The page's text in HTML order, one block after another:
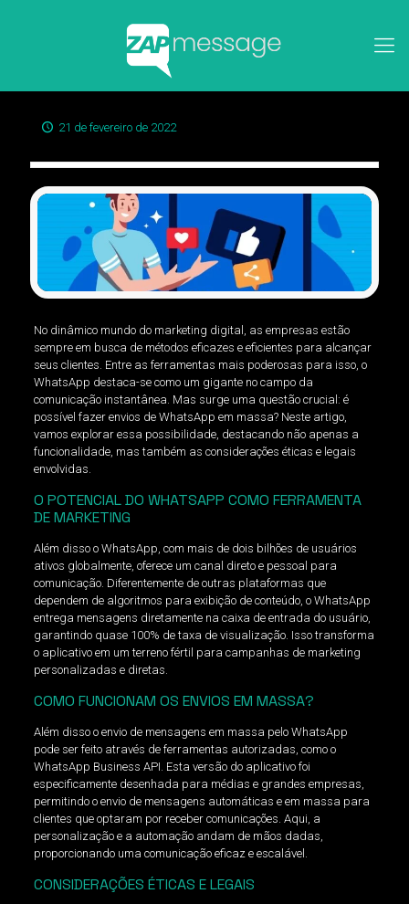
21 de fevereiro de 2022
No dinâmico mundo do marketing digital, as empresas estão
sempre em busca de métodos eficazes e eficientes para alcançar
seus clientes. Entre as ferramentas mais poderosas para isso, o
WhatsApp destaca-se como um gigante no campo da
comunicação instantânea. Mas surge uma questão crucial: é
possível fazer envios de WhatsApp em massa? Neste artigo,
vamos explorar essa possibilidade, destacando não apenas a
funcionalidade, mas também as considerações éticas e legais
envolvidas.
O POTENCIAL DO WHATSAPP COMO FERRAMENTA
DE MARKETING
Além disso o WhatsApp, com mais de dois bilhões de usuários
ativos globalmente, oferece um canal direto e pessoal para
comunicação. Diferentemente de outras plataformas que
dependem de algoritmos para exibição de conteúdo, o WhatsApp
entrega mensagens diretamente na caixa de entrada do usuário,
garantindo quase 100% de taxa de visualização. Isso transforma
o aplicativo em um terreno fértil para campanhas de marketing
personalizadas e diretas.
COMO FUNCIONAM OS ENVIOS EM MASSA?
Além disso o envio de mensagens em massa pelo WhatsApp
pode ser feito através de ferramentas autorizadas, como o
WhatsApp Business API. Esta versão do aplicativo foi
especificamente desenhada para médias e grandes empresas,
permitindo o envio de mensagens automáticas e em massa para
clientes que optaram por receber comunicações. Aqui, a
personalização e a automação andam de mãos dadas,
proporcionando uma comunicação eficaz e escalável.
CONSIDERAÇÕES ÉTICAS E LEGAIS